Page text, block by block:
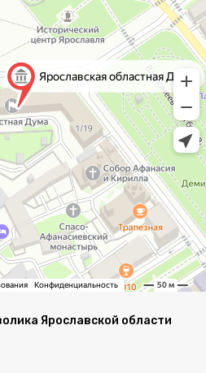
Ярославской области